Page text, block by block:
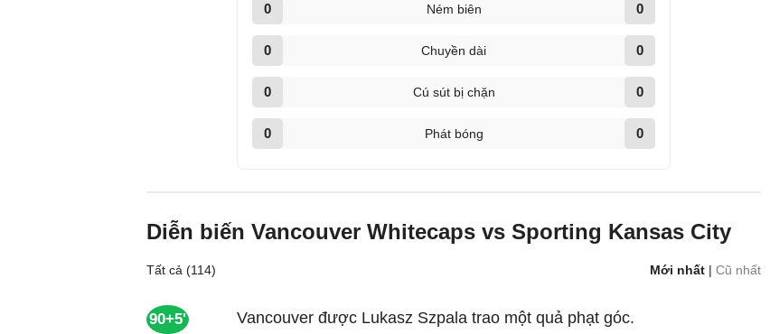
0 Ném biên 0
0 Chuyền dài 0
0 Cú sút bị chặn 0
0 Phát bóng 0
Diễn biến Vancouver Whitecaps vs Sporting Kansas City
Tất cả (114) Mới nhất |Cũ nhất
90+5' Vancouver được Lukasz Szpala trao một quả phạt góc.